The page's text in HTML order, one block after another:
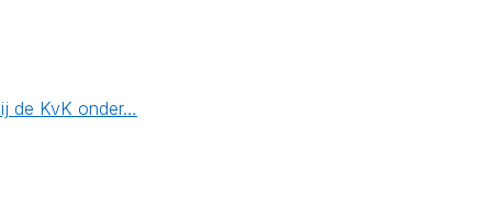
de KvK onder…